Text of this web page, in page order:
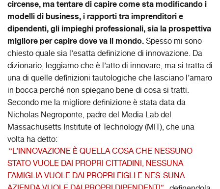
circense, ma tentare di capire come sta modificando i
modelli di business, i rapporti tra imprenditori e
dipendenti, gli impieghi professionali, sia la prospettiva
migliore per capire dove va il mondo.Spesso mi sono
chiesto quale sia l’esatta definizione di innovazione. Da
dizionario, leggiamo che è l’atto di innovare, ma si tratta di
una di quelle definizioni tautologiche che lasciano l’amaro
in bocca perché non spiegano bene di cosa si tratti.
Secondo me la migliore definizione è stata data da
Nicholas Negroponte, padre del Media Lab del
Massachusetts Institute of Technology (MIT), che una
volta ha detto:
“L’INNOVAZIONE È QUELLA COSA CHE NESSUNO
STATO VUOLE DAI PROPRI CITTADINI, NESSUNA
FAMIGLIA VUOLE DAI PROPRI FIGLI E NES-SUNA